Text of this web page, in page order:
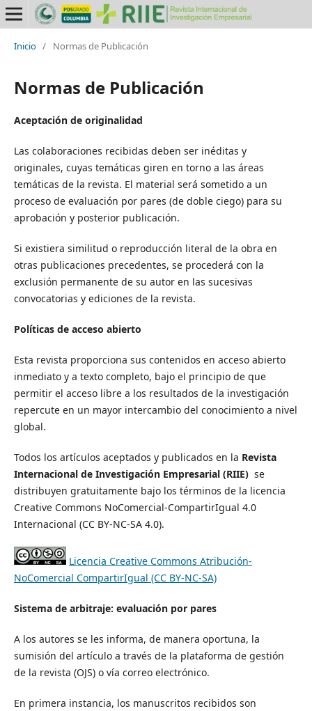
Inicio / Normas de Publicación
Normas de Publicación
Aceptación de originalidad
Las colaboraciones recibidas deben ser inéditas y
originales, cuyas temáticas giren en torno a las áreas
temáticas de la revista. El material será sometido a un
proceso de evaluación por pares (de doble ciego) para su
aprobación y posterior publicación.
Si existiera similitud o reproducción literal de la obra en
otras publicaciones precedentes, se procederá con la
exclusión permanente de su autor en las sucesivas
convocatorias y ediciones de la revista.
Políticas de acceso abierto
Esta revista proporciona sus contenidos en acceso abierto
inmediato y a texto completo, bajo el principio de que
permitir el acceso libre a los resultados de la investigación
repercute en un mayor intercambio del conocimiento a nivel
global.
Todos los artículos aceptados y publicados en la Revista
Internacional de Investigación Empresarial (RIIE) se
distribuyen gratuitamente bajo los términos de la licencia
Creative Commons NoComercial-CompartirIgual 4.0
Internacional (CC BY-NC-SA 4.0).
Licencia Creative Commons Atribución-
NoComercial CompartirIgual (CC BY-NC-SA)
Sistema de arbitraje: evaluación por pares
A los autores se les informa, de manera oportuna, la
sumisión del artículo a través de la plataforma de gestión
de la revista (OJS) o vía correo electrónico.
En primera instancia, los manuscritos recibidos son